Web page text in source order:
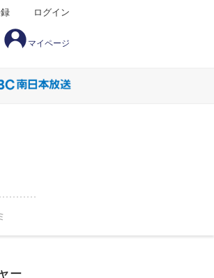
マイページ
ログイン
ー